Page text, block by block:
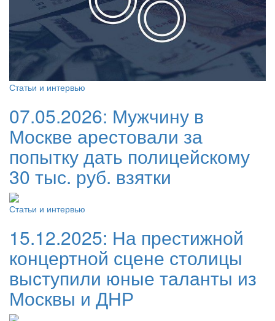
Статьи и интервью
07.05.2026: Мужчину в
Москве арестовали за
попытку дать полицейскому
30 тыс. руб. взятки
Статьи и интервью
15.12.2025: На престижной
концертной сцене столицы
выступили юные таланты из
Москвы и ДНР